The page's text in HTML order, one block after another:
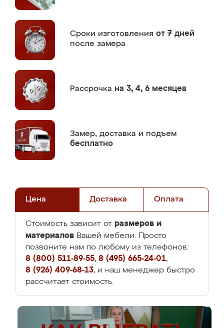
Сроки изготовления от 7 дней
после замера
Рассрочка на 3, 4, 6 месяцев
Замер, доставка и подъем
бесплатно
Цена Доставка Оплата
Стоимость зависит от размеров и
материалов Вашей мебели. Просто
позвоните нам по любому из телефонов:
8 (800) 511-89-55, 8 (495) 665-24-01,
8 (926) 409-68-13, и наш менеджер быстро
рассчитает стоимость.